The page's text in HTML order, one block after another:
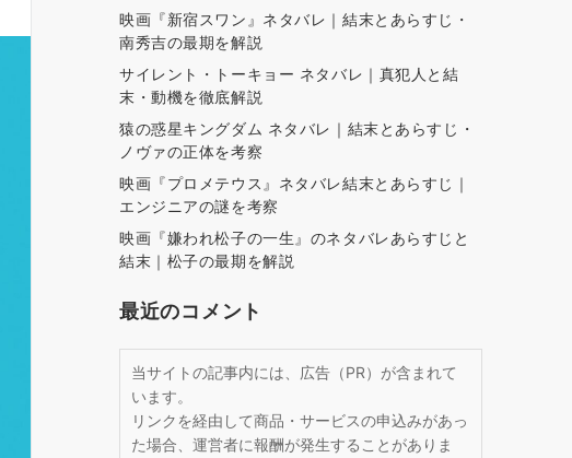
映画『新宿スワン』ネタバレ｜結末とあらすじ・
南秀吉の最期を解説
サイレント・トーキョー ネタバレ｜真犯人と結
末・動機を徹底解説
猿の惑星キングダム ネタバレ｜結末とあらすじ・
ノヴァの正体を考察
映画『プロメテウス』ネタバレ結末とあらすじ｜
エンジニアの謎を考察
映画『嫌われ松子の一生』のネタバレあらすじと
結末｜松子の最期を解説
最近のコメント
当サイトの記事内には、広告（PR）が含まれて
います。
リンクを経由して商品・サービスの申込みがあっ
た場合、運営者に報酬が発生することがありま